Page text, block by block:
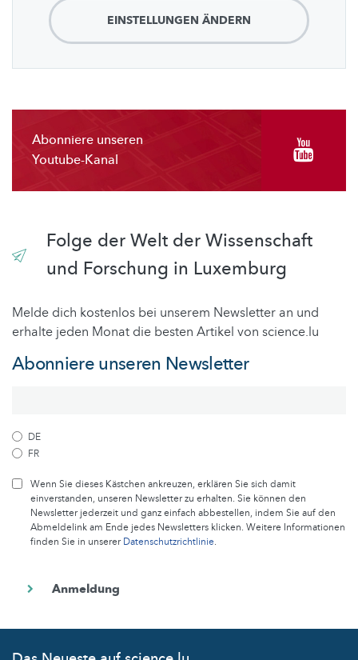
EINSTELLUNGEN ÄNDERN
Abonniere unseren
Youtube-Kanal
Folge der Welt der Wissenschaft
und Forschung in Luxemburg
Melde dich kostenlos bei unserem Newsletter an und
erhalte jeden Monat die besten Artikel von science.lu
Abonniere unseren Newsletter
DE
FR
Wenn Sie dieses Kästchen ankreuzen, erklären Sie sich damit
einverstanden, unseren Newsletter zu erhalten. Sie können den
Newsletter jederzeit und ganz einfach abbestellen, indem Sie auf den
Abmeldelink am Ende jedes Newsletters klicken. Weitere Informationen
finden Sie in unsererDatenschutzrichtlinie.